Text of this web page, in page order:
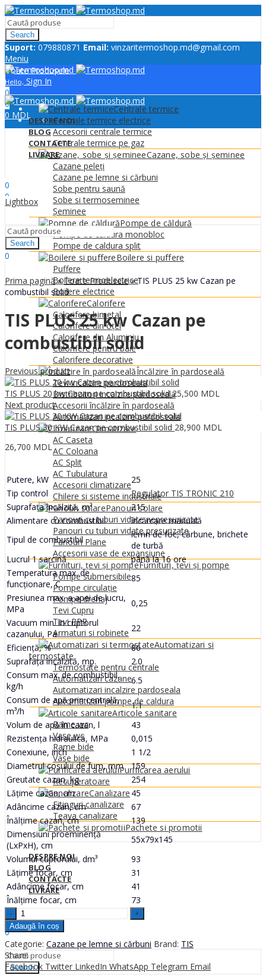
Search
Suport: 079880871 Email: vinzaritermoshop.md@gmail.com
Meniu
Hello, Sign In
0
0
0 MDL
Toate Produsele
Centrale termice
Centrale termice electrice
Accesorii centrale termice
Centrale termice pe gaz
Cazane, sobe și șeminee
Cazane peleți
Cazane pe lemne si cărbuni
Sobe pentru saună
Sobe si termoseminee
Șeminee
Pompe de căldură
Pompe de caldura monobloc
Pompe de caldura split
Boilere si puffere
Puffere
Boilere termoelectrice
Boilere electrice
Calorifere
Calorifere bimetal
Calorifere din oțel
Calorifere din Aluminiu
Calorifere pentru baie
Calorifere decorative
Încălzire în pardoseală
Tevi incalzire pardoseala
Distribuitori incalzire pardoseala
Accesorii încălzire în pardoseală
Automatizari incalzire pardoseala
Climatizare
AC Caseta
AC Coloana
AC Split
AC Tubulatura
Accesorii climatizare
Chilere si sisteme industriale
Panouri solare
Panouri cu tuburi vidate nepresurizate
Panouri cu tuburi vidate presurizate
Panouri Plane
Accesorii vase de expansiune
Furnituri, țevi și pompe
Pompe submersibile
Pompe circulație
Pompe drenaj
Tevi Cupru
Tevi PPR
Armaturi si robinete
Automatizari si
termostate
Termostate pentru centrale
Automatizari cazane
Automatizari incalzire pardoseala
Automatizari pompe de caldura
Articole sanitare
Rame wc
Vase wc
Rame bide
Vase bide
Purificarea aerului
Recuperatoare
Canalizare
Fitinguri canalizare
Teava canalizare
Pachete si promotii
DESPRE NOI
BLOG
CONTACTE
LIVRARE
Hello,
0
0
0MDL
Search
DESPRE NOI
BLOG
CONTACTE
LIVRARE
0
0
0MDL
Search
0
Lightbox
Prima pagină»Toate Produsele»TIS PLUS 25 kw Cazan pe
combustibil solid
TIS PLUS 25 kw Cazan pe
combustibil solid
Previous product
TIS PLUS 20 kw Cazan pe combustibil solid25,500 MDL
Next product
TIS PLUS 30 KW Cazan pe combustibil solid 28,900 MDL
26,700 MDL
Putere, kW
25
Tip control
Regulator TIS TRONIC 210
Suprafața încălzită, m²
215
Alimentare cu combustibil
încărcare manuală
Tipul de combustibil
lemn de foc, cărbune, brichete
de turbă
Lucrul 1 sarcină
până la 16 ore
Temperatura max. de
funcționare, C
85
Presiunea max. a apei de lucru,
MPa
0,25
Vacuum min. în cuptorul
cazanului, Pa
22
Eficiență, %
86
Suprafața încălzită, mp.
2.0
Consum max. de combustibil,
kg/h
6.5
Consum de apă prin centrală,
m³/h
1.1
Volum de apă în cazan, l
43
Rezistența hidraulică, MPa
0,015
Conexiune, inch
1 1/2
Diametrul coșului de fum, mm
159
Greutate cazan, kg
254
Lățime cazan, cm
45
Adâncime cazan, cm
67
Înălțime cazan, cm
139
Dimensiuni proeminență
(LxPxH), cm
55x79x145
Volumul cuptorului, dm³
93
Lățime focar, cm
31
Adâncime focar, cm
41
Înălțime focar, cm
73
TIS
PLUS
25
kw
Cazan
pe
Adaugă în coș
Categorie: Cazane pe lemne si cărbuni Brand: TIS
Share:
Facebook Twitter LinkedIn WhatsApp Telegram Email